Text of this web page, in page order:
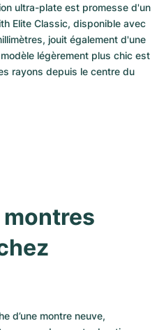
ultra-plate est promesse d'un
Elite Classic, disponible avec
jouit également d'une
légèrement plus chic est
rayons depuis le centre du
d’une montre neuve,